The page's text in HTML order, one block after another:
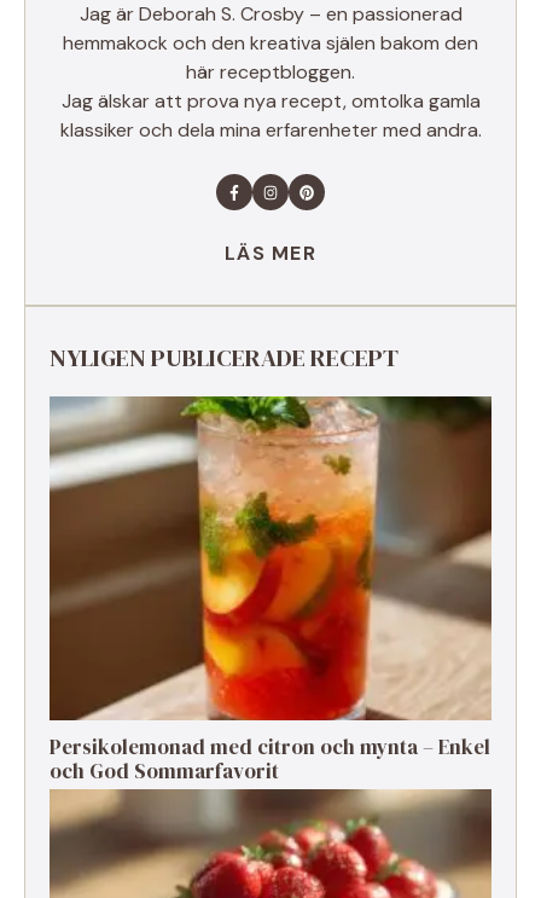
Jag är Deborah S. Crosby – en passionerad
hemmakock och den kreativa själen bakom den
här receptbloggen.
Jag älskar att prova nya recept, omtolka gamla
klassiker och dela mina erfarenheter med andra.
LÄS MER
NYLIGEN PUBLICERADE RECEPT
Persikolemonad med citron och mynta – Enkel
och God Sommarfavorit